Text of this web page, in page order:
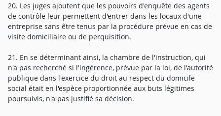
20. Les juges ajoutent que les pouvoirs d'enquête des agents
de contrôle leur permettent d'entrer dans les locaux d'une
entreprise sans être tenus par la procédure prévue en cas de
visite domiciliaire ou de perquisition.
21. En se déterminant ainsi, la chambre de l'instruction, qui
n'a pas recherché si l'ingérence, prévue par la loi, de l'autorité
publique dans l'exercice du droit au respect du domicile
social était en l'espèce proportionnée aux buts légitimes
poursuivis, n'a pas justifié sa décision.